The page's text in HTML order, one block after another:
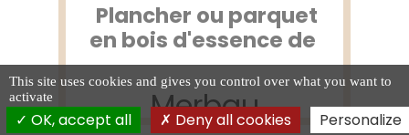
Plancher ou parquet
en bois d'essence de
Merbau
This site uses cookies and gives you control over what you want to
activate
OK, accept all Deny all cookies Personalize